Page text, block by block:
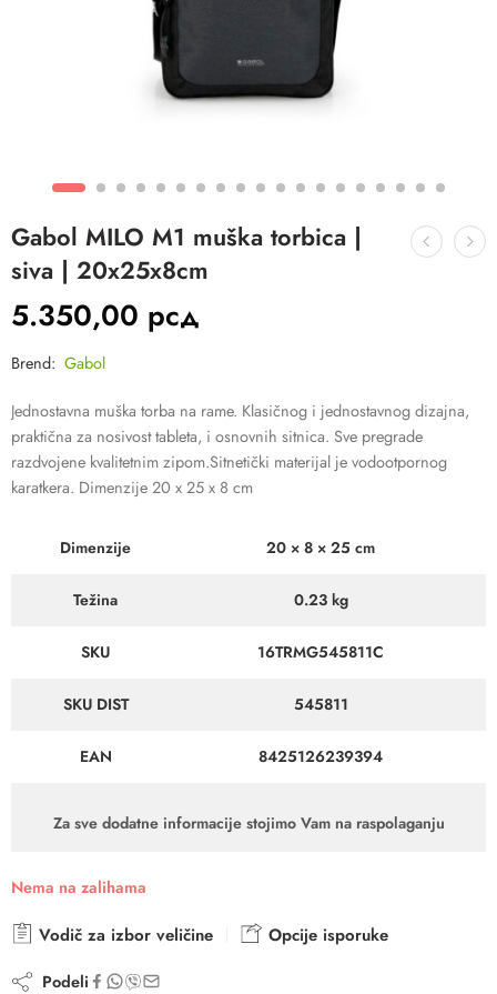
Gabol MILO M1 muška torbica |
siva | 20x25x8cm
5.350,00 рсд
Brend: Gabol
Jednostavna muška torba na rame. Klasičnog i jednostavnog dizajna,
praktična za nosivost tableta, i osnovnih sitnica. Sve pregrade
razdvojene kvalitetnim zipom.Sitnetički materijal je vodootpornog
karatkera. Dimenzije 20 x 25 x 8 cm
Dimenzije 20 × 8 × 25 cm
Težina 0.23 kg
SKU 16TRMG545811C
SKU DIST 545811
EAN 8425126239394
Za sve dodatne informacije stojimo Vam na raspolaganju
Nema na zalihama
Vodič za izbor veličine Opcije isporuke
Podeli